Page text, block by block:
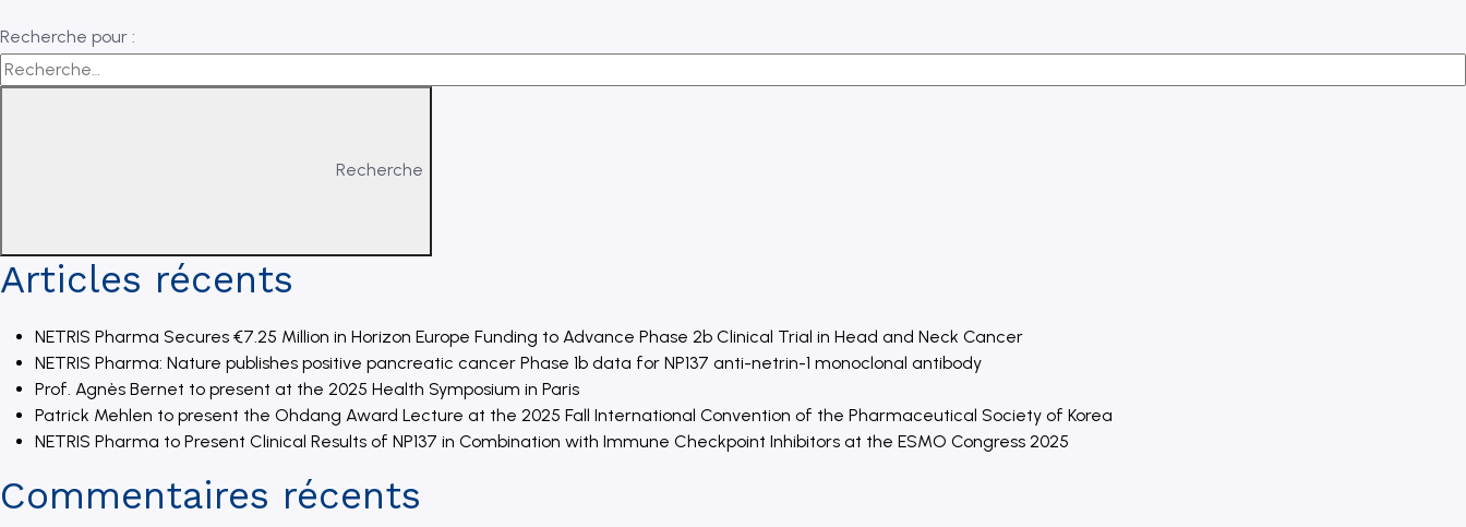
Recherche pour :
Recherche
Articles récents
NETRIS Pharma Secures €7.25 Million in Horizon Europe Funding to Advance Phase 2b Clinical Trial in Head and Neck Cancer
NETRIS Pharma: Nature publishes positive pancreatic cancer Phase 1b data for NP137 anti-netrin-1 monoclonal antibody
Prof. Agnès Bernet to present at the 2025 Health Symposium in Paris
Patrick Mehlen to present the Ohdang Award Lecture at the 2025 Fall International Convention of the Pharmaceutical Society of Korea
NETRIS Pharma to Present Clinical Results of NP137 in Combination with Immune Checkpoint Inhibitors at the ESMO Congress 2025
Commentaires récents